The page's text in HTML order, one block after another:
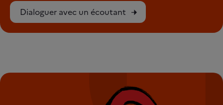
Dialoguer avec un écoutant